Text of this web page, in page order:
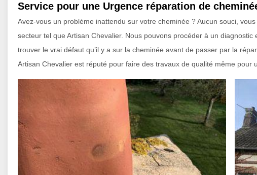
Service pour une Urgence réparation de
Avez-vous un problème inattendu sur votre cheminée ? Aucun souci,
secteur tel que Artisan Chevalier. Nous pouvons procéder à un
trouver le vrai défaut qu’il y a sur la cheminée avant de passer par la
Artisan Chevalier est réputé pour faire des travaux de qualité même pour